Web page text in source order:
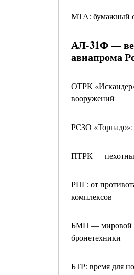
МТА: бумажный
АЛ-31Ф —
авиапрома
ОТРК
вооружений
РСЗО
ПТРК —
РПГ: от
комплексов
БМП — мировой
бронетехники
БТР: время для